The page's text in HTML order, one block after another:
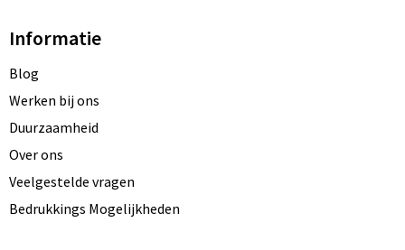
Informatie
Blog
Werken bij ons
Duurzaamheid
Over ons
Veelgestelde vragen
Bedrukkings Mogelijkheden